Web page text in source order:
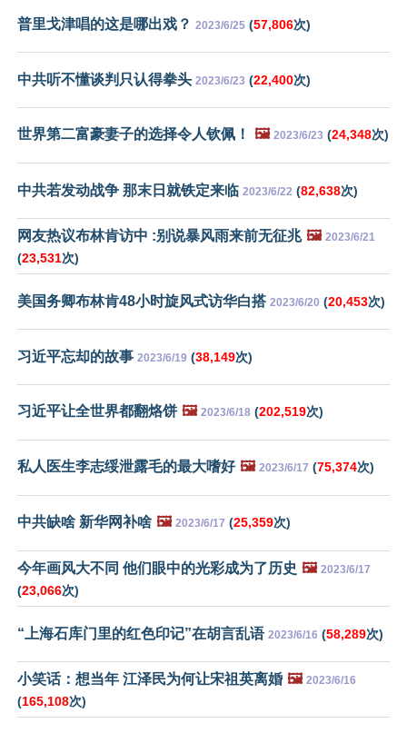
普里戈津唱的这是哪出戏？ 2023/6/25 (57,806次)
中共听不懂谈判只认得拳头 2023/6/23 (22,400次)
世界第二富豪妻子的选择令人钦佩！ 🖼️ 2023/6/23 (24,348次)
中共若发动战争 那末日就铁定来临 2023/6/22 (82,638次)
网友热议布林肯访中 :别说暴风雨来前无征兆 🖼️ 2023/6/21
(23,531次)
美国务卿布林肯48小时旋风式访华白搭 2023/6/20 (20,453次)
习近平忘却的故事 2023/6/19 (38,149次)
习近平让全世界都翻烙饼 🖼️ 2023/6/18 (202,519次)
私人医生李志绥泄露毛的最大嗜好 🖼️ 2023/6/17 (75,374次)
中共缺啥 新华网补啥 🖼️ 2023/6/17 (25,359次)
今年画风大不同 他们眼中的光彩成为了历史 🖼️ 2023/6/17
(23,066次)
“上海石库门里的红色印记”在胡言乱语 2023/6/16 (58,289次)
小笑话：想当年 江泽民为何让宋祖英离婚 🖼️ 2023/6/16
(165,108次)